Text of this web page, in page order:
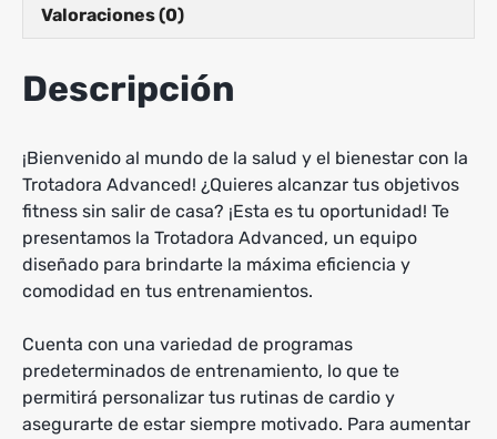
Valoraciones (0)
Descripción
¡Bienvenido al mundo de la salud y el bienestar con la
Trotadora Advanced! ¿Quieres alcanzar tus objetivos
fitness sin salir de casa? ¡Esta es tu oportunidad! Te
presentamos la Trotadora Advanced, un equipo
diseñado para brindarte la máxima eficiencia y
comodidad en tus entrenamientos.
Cuenta con una variedad de programas
predeterminados de entrenamiento, lo que te
permitirá personalizar tus rutinas de cardio y
asegurarte de estar siempre motivado. Para aumentar